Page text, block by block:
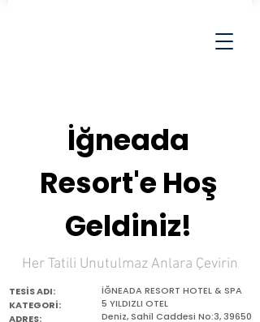
İğneada
Resort'e Hoş
Geldiniz!
Her Tatili Unutulmaz Anlara Çevirin
TESİS ADI:
KATEGORİ:
ADRES:
İĞNEADA RESORT HOTEL & SPA
5 YILDIZLI OTEL
Deniz, Sahil Caddesi No:3, 39650